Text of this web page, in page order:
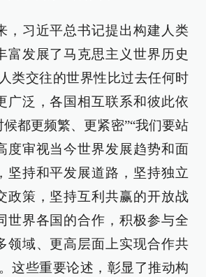
，习近平总书记提出构建人类
富发展了马克思主义世界历史
类交往的世界性比过去任何时
广泛，各国相互联系和彼此依
都更频繁、更紧密”“我们要站
度审视当今世界发展趋势和面
坚持和平发展道路，坚持独立
政策，坚持互利共赢的开放战
世界各国的合作，积极参与全
领域、更高层面上实现合作共
这些重要论述，彰显了推动构